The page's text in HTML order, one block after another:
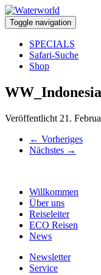
Toggle navigation
SPECIALS
Safari-Suche
Shop
Veröffentlicht 21.
← Vorheriges
Nächstes →
Willkommen
Über uns
Reiseleiter
ECO Reisen
News
Newsletter
Service